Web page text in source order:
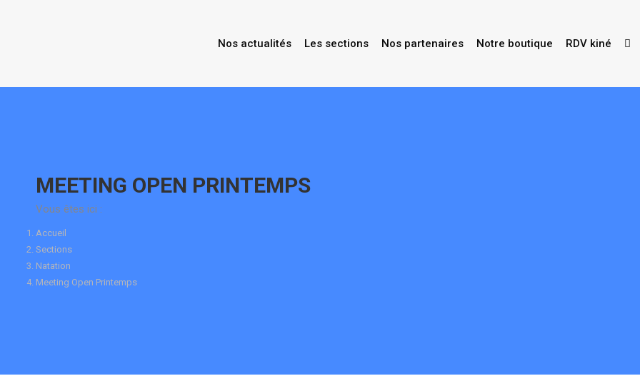
Nos actualités Les sections Nos partenaires Notre boutique RDV kiné
MEETING OPEN PRINTEMPS
Vous êtes ici :
Accueil
Sections
Natation
Meeting Open Printemps